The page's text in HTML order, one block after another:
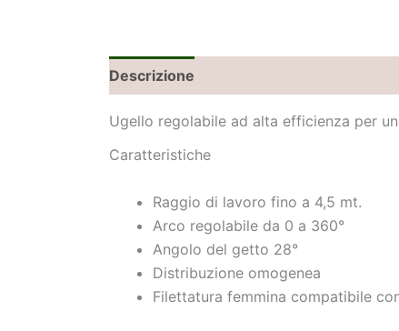
Descrizione
Ugello regolabile ad alta efficienza per
Caratteristiche
Raggio di lavoro fino a 4,5 mt.
Arco regolabile da 0 a 360°
Angolo del getto 28°
Distribuzione omogenea
Filettatura femmina compatibile